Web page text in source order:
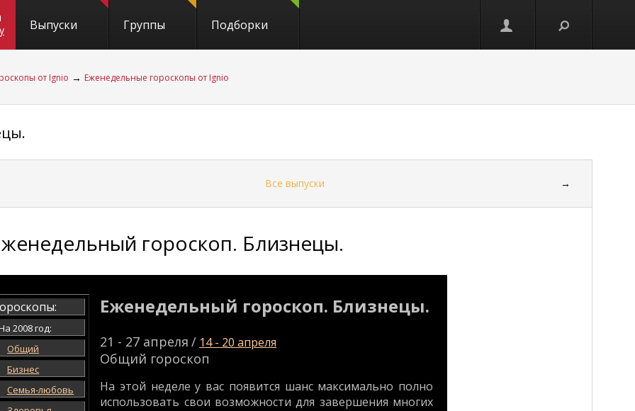
Выпуски Группы Подборки
от Ignio → Еженедельные гороскопы от Ignio
Все выпуски →
гороскоп. Близнецы.
2008 год:
Общий
Бизнес
Семья-любовь
Еженедельный гороскоп. Близнецы.
21 - 27 апреля / 14 - 20 апреля
Общий гороскоп
На этой неделе у вас появится шанс максимально полно
использовать свои возможности для завершения многих